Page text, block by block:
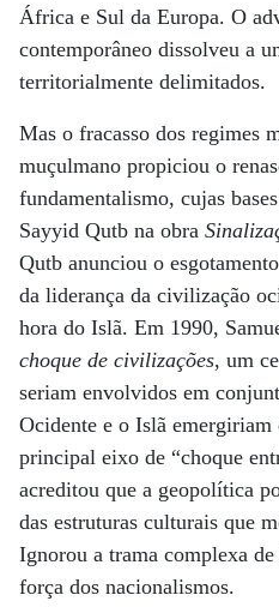
África e Sul da Europa. O
contemporâneo dissolveu a
territorialmente delimitados.
Mas o fracasso dos regimes
muçulmano propiciou o
fundamentalismo, cujas
Sayyid Qutb na obra
Qutb anunciou o
da liderança da civilização
hora do Islã. Em 1990,
choque de civilizações, um
seriam envolvidos em
Ocidente e o Islã
principal eixo de “choque
acreditou que a geopolítica
das estruturas culturais que
Ignorou a trama complexa de
força dos nacionalismos.